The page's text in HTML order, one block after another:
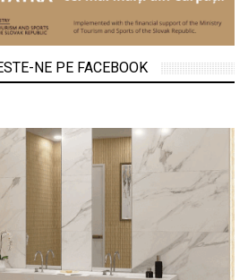
NE PE FACEBOOK